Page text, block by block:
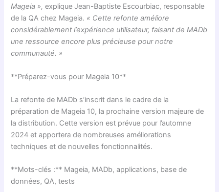
Mageia », explique Jean-Baptiste Escourbiac, responsable
de la QA chez Mageia. « Cette refonte améliore
considérablement l’expérience utilisateur, faisant de MADb
une ressource encore plus précieuse pour notre
communauté. »
**Préparez-vous pour Mageia 10**
La refonte de MADb s’inscrit dans le cadre de la
préparation de Mageia 10, la prochaine version majeure de
la distribution. Cette version est prévue pour l’automne
2024 et apportera de nombreuses améliorations
techniques et de nouvelles fonctionnalités.
**Mots-clés :** Mageia, MADb, applications, base de
données, QA, tests